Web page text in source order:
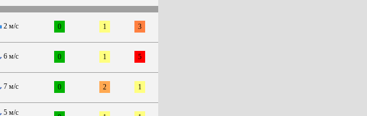
2 м/с 0 1 3
6 м/с 0 1 5
7 м/с 0 2 1
5 м/с